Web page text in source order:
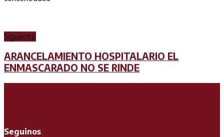
Siguiente
ARANCELAMIENTO HOSPITALARIO EL
ENMASCARADO NO SE RINDE
Seguinos